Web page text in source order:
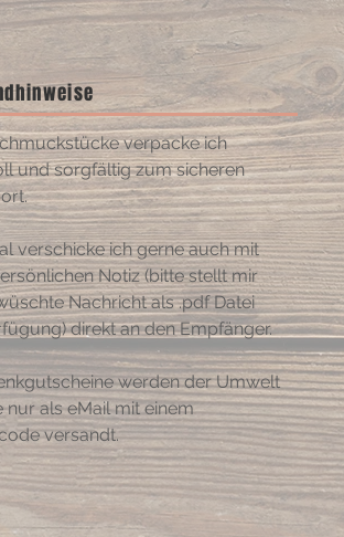
verpacke ich
und sorgfältig zum sicheren
verschicke ich gerne auch mit
Notiz (bitte stellt mir
Nachricht als .pdf Datei
direkt an den Empfänger.
werden der Umwelt
nur als eMail mit einem
versandt.